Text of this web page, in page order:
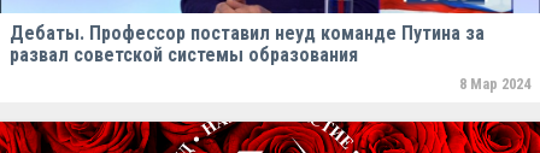
Дебаты. Профессор поставил неуд команде Путина за
развал советской системы образования
8 Мар 2024